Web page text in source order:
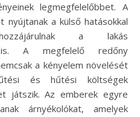
legmegfelelőbbet. A
nyújtanak a külső hatásokkal
a lakás
is. A megfelelő redőny
a kényelem növelését
és hűtési költségek
játszik. Az emberek egyre
árnyékolókat, amelyek